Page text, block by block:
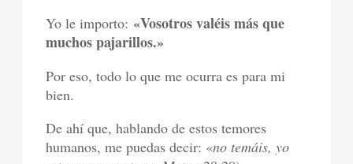
Yo le importo:«Vosotros valéis más que
muchos pajarillos.»
Por eso, todo lo que me ocurra es para mi
bien.
De ahí que, hablando de estos temores
humanos, me puedas decir: «no temáis, yo